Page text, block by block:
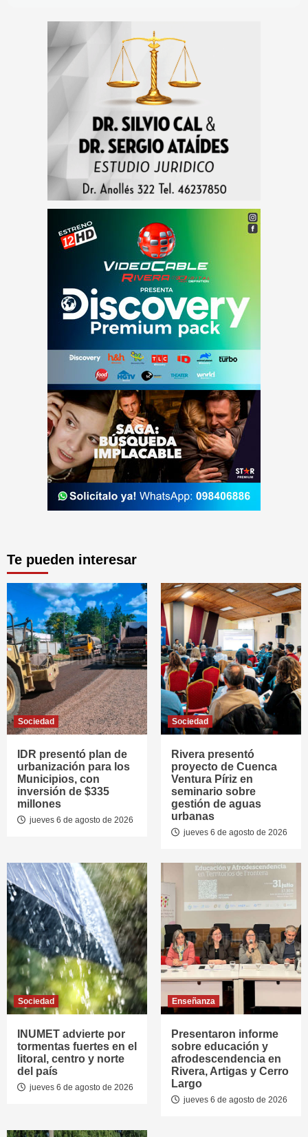
Te pueden interesar
Sociedad
IDR presentó plan de
urbanización para los
Municipios, con
inversión de $335
millones
jueves 6 de agosto de 2026
Sociedad
Rivera presentó
proyecto de Cuenca
Ventura Píriz en
seminario sobre
gestión de aguas
urbanas
jueves 6 de agosto de 2026
Sociedad
INUMET advierte por
tormentas fuertes en el
litoral, centro y norte
del país
jueves 6 de agosto de 2026
Enseñanza
Presentaron informe
sobre educación y
afrodescendencia en
Rivera, Artigas y Cerro
Largo
jueves 6 de agosto de 2026